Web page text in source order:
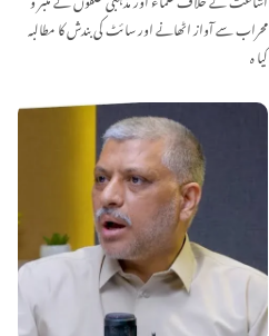
محراب سے آواز اٹھانے اور سائٹ کی بندش کا مطالبہ
کیا ہ